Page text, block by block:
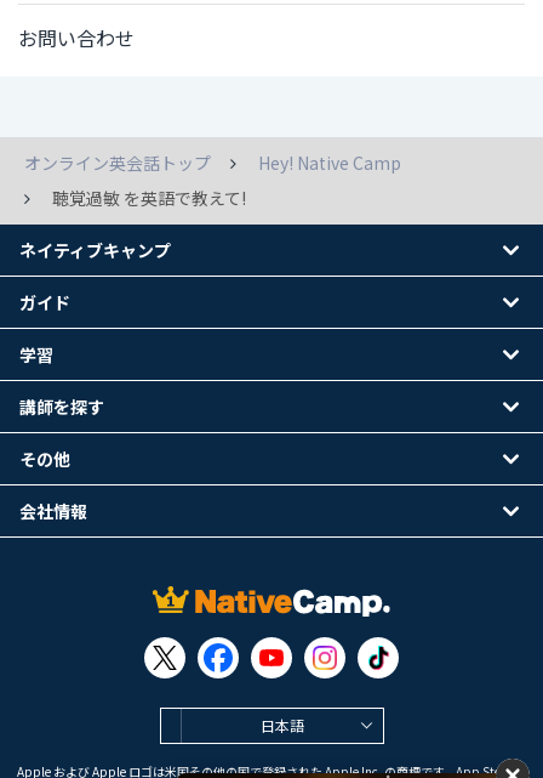
お問い合わせ
オンライン英会話トップ
Hey! Native Camp
聴覚過敏 を英語で教えて!
日本語
Apple および Apple ロゴは米国その他の国で登録された Apple Inc. の商標です。App Store は
ネイティブキャンプ
ガイド
学習
講師を探す
その他
会社情報